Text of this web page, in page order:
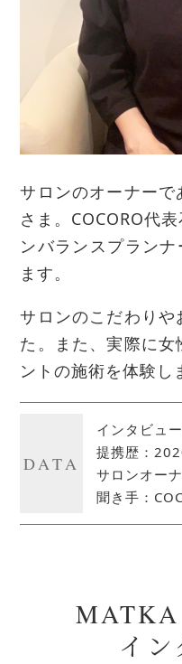
サロンのオーナー
さま。COCORO代
ンバランスプラン
ます。
サロンのこだわりや
た。また、実際に
ントの施術を体験し
DATA
インタビュ
提携歴：
サロンオー
聞き手：
MATKA
イン